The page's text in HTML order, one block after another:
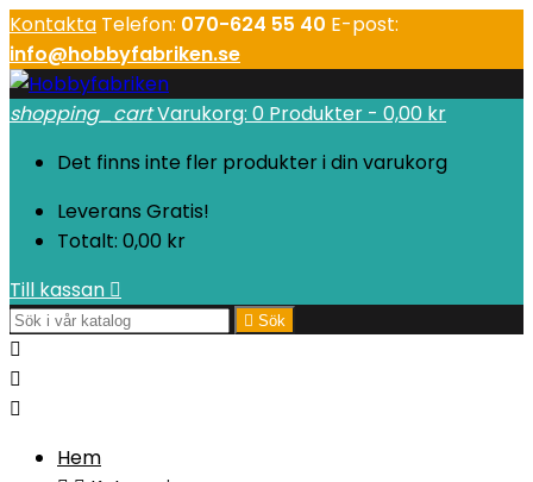
Kontakta Telefon: 070-624 55 40 E-post:
info@hobbyfabriken.se
shopping_cartVarukorg: 0 Produkter - 0,00 kr
Det finns inte fler produkter i din varukorg
Leverans Gratis!
Totalt: 0,00 kr
Till kassan 
 Sök



Hem